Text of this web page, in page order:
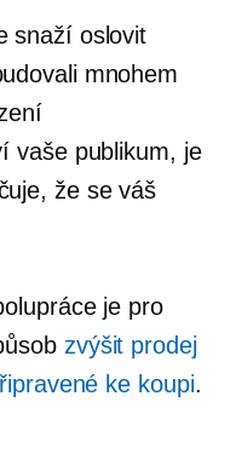
snaží oslovit
mnohem
vaše publikum, je
že se váš
je pro
zvýšit prodej
ke koupi.